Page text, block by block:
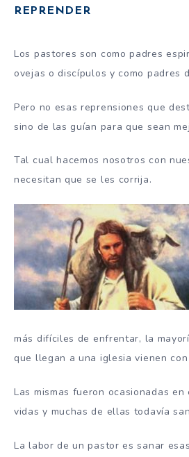
REPRENDER
Los pastores son como padres
ovejas o discípulos y como padres
Pero no esas reprensiones que
sino de las guían para que sean
Tal cual hacemos nosotros con
necesitan que se les corrija.
más difíciles de enfrentar, la
que llegan a una iglesia vienen
Las mismas fueron ocasionadas
vidas y muchas de ellas todavía
La labor de un pastor es sanar